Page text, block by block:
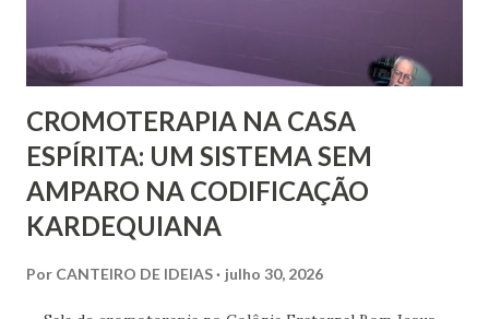
e amoroso, não era de ...
CROMOTERAPIA NA CASA
ESPÍRITA: UM SISTEMA SEM
AMPARO NA CODIFICAÇÃO
KARDEQUIANA
Por CANTEIRO DE IDEIAS julho 30, 2026